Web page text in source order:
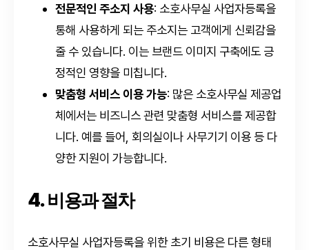
전문적인 주소지 사용: 소호사무실 사업자등록을
통해 사용하게 되는 주소지는 고객에게 신뢰감을
줄 수 있습니다. 이는 브랜드 이미지 구축에도 긍
정적인 영향을 미칩니다.
맞춤형 서비스 이용 가능: 많은 소호사무실 제공업
체에서는 비즈니스 관련 맞춤형 서비스를 제공합
니다. 예를 들어, 회의실이나 사무기기 이용 등 다
양한 지원이 가능합니다.
4. 비용과 절차
소호사무실 사업자등록을 위한 초기 비용은 다른 형태